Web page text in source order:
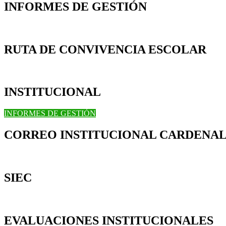
INFORMES DE GESTIÓN
RUTA DE CONVIVENCIA ESCOLAR
INSTITUCIONAL
INFORMES DE GESTIÓN
CORREO INSTITUCIONAL
SIEC
EVALUACIONES INSTITUCIONALES